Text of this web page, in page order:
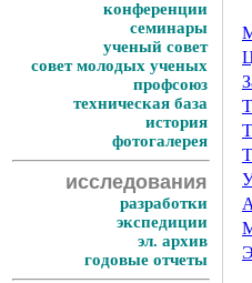
конференции
семинары
ученый совет
совет молодых ученых
профсоюз
техническая база
история
фотогалерея
исследования
разработки
экспедиции
эл. архив
годовые отчеты